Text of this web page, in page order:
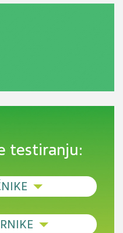
testiranju:
personalizirane